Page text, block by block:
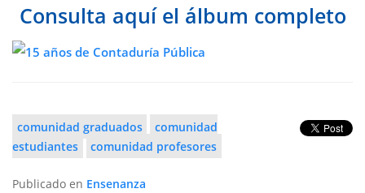
Consulta aquí el álbum completo
comunidad graduados
comunidad
estudiantes
comunidad profesores
Publicado en Ensenanza